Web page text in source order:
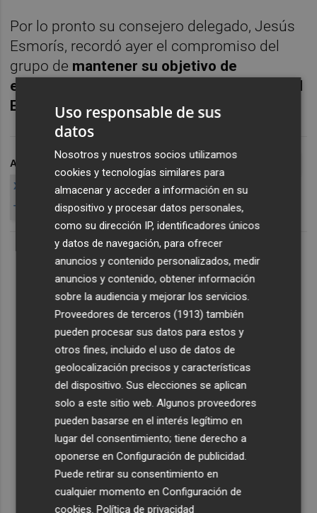
Por lo pronto su consejero delegado, Jesús
Esmorís, recordó ayer el compromiso del
grupo de mantener su objetivo de
endeudamiento por debajo de tres veces el
Ebidta.
ARCHIVADO EN TUBACEX
XABIER DE IRALA
RESULTADOS TUBACEX
TUBACEX DUPLICA
TUBACEX GAN
Uso responsable de sus
datos
Nosotros y nuestros socios utilizamos
cookies y tecnologías similares para
almacenar y acceder a información en su
dispositivo y procesar datos personales,
como su dirección IP, identificadores únicos
y datos de navegación, para ofrecer
anuncios y contenido personalizados, medir
anuncios y contenido, obtener información
sobre la audiencia y mejorar los servicios.
Proveedores de terceros (1913) también
pueden procesar sus datos para estos y
otros fines, incluido el uso de datos de
geolocalización precisos y características
del dispositivo. Sus elecciones se aplican
solo a este sitio web. Algunos proveedores
pueden basarse en el interés legítimo en
lugar del consentimiento; tiene derecho a
oponerse enConfiguración de publicidad.
Puede retirar su consentimiento en
cualquier momento enConfiguración de
cookies.Política de privacidad